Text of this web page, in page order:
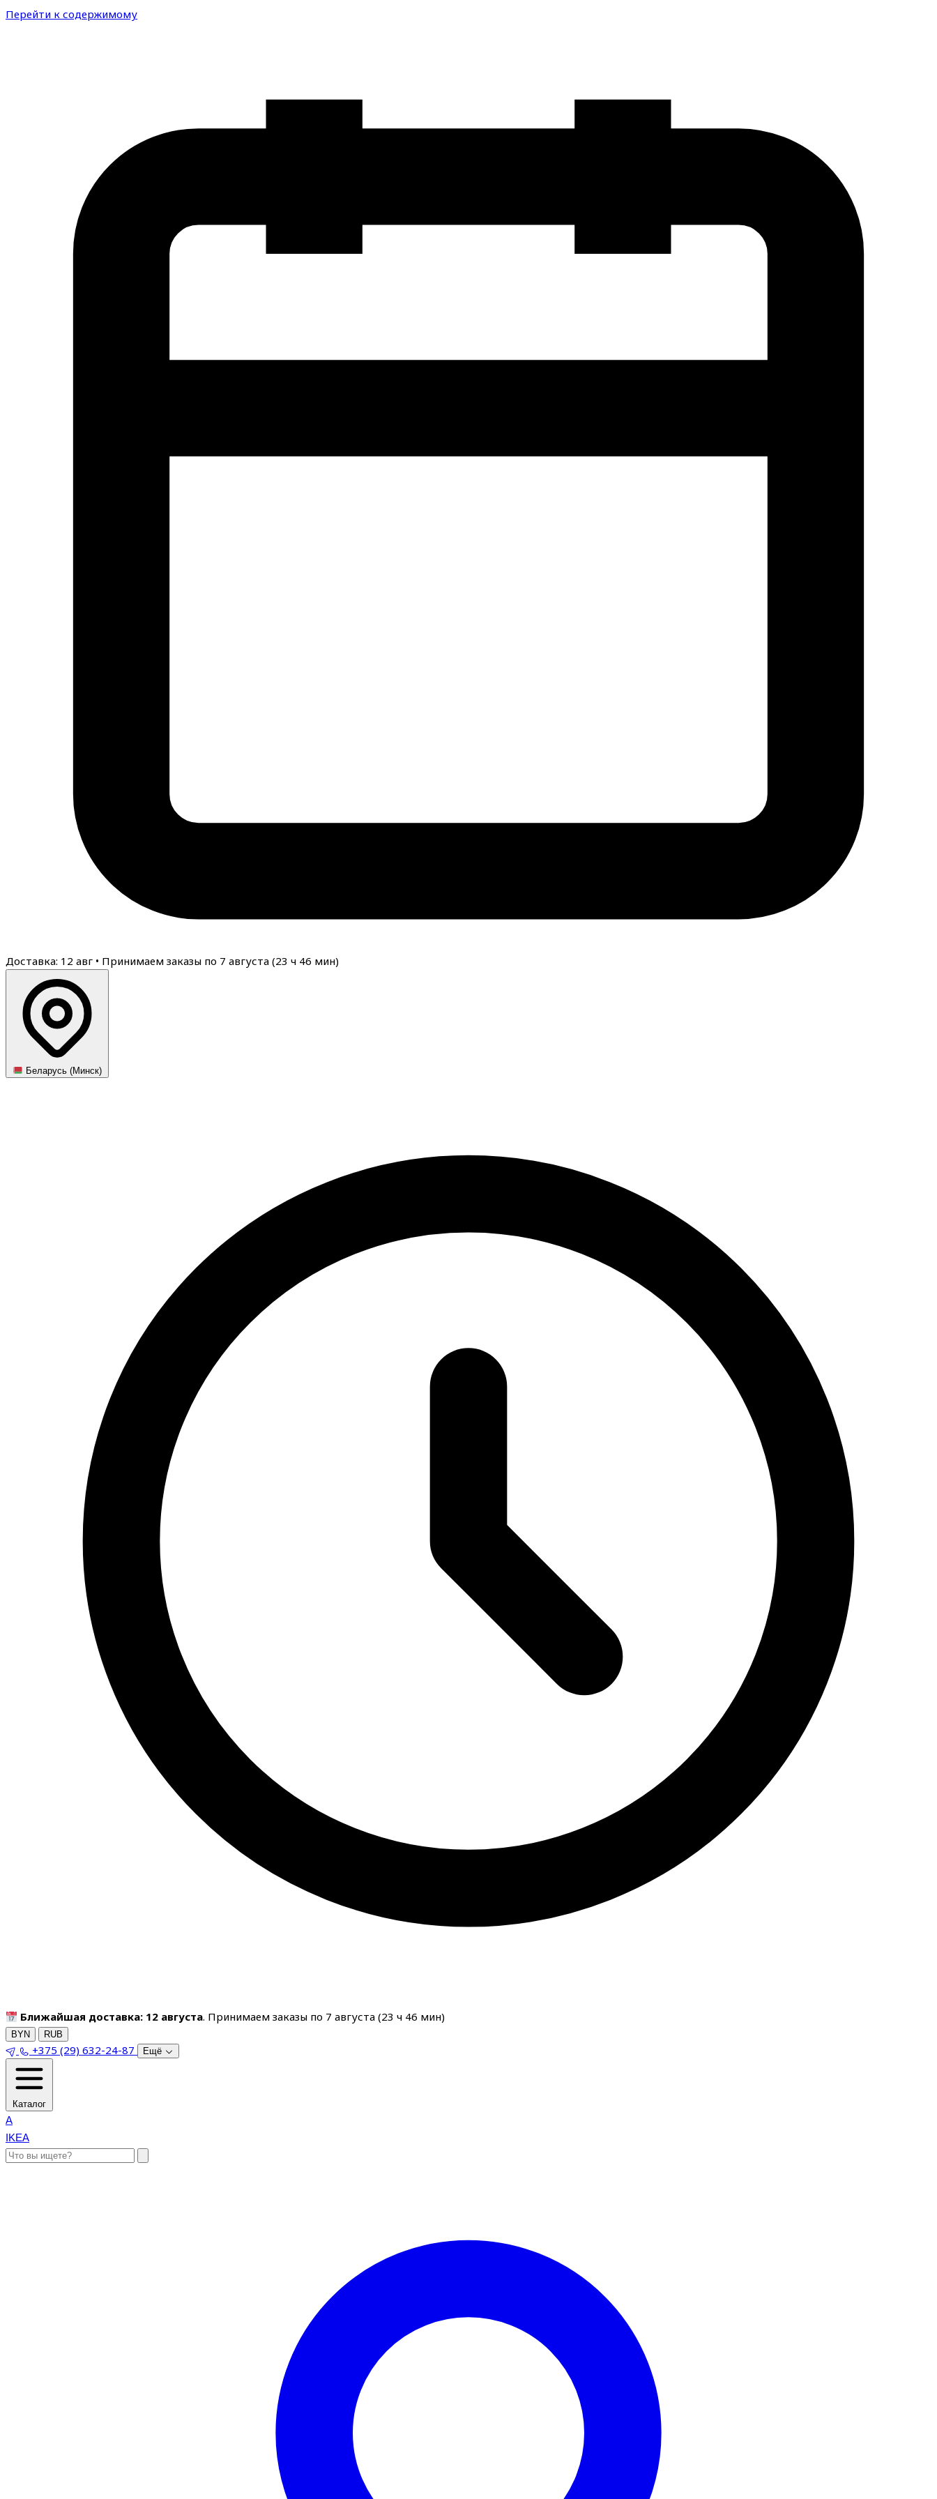
Перейти к содержимому
Доставка: 12 авг • Принимаем заказы по 7 августа (23 ч 46 мин)
Беларусь (Минск)
Ближайшая доставка: 12 августа. Принимаем заказы по 7 августа (23 ч 46 мин)
BYN RUB
+375 (29) 632-24-87 Ещё
Каталог
A
IKEA